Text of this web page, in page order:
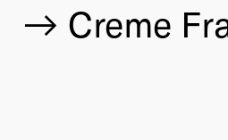
Creme